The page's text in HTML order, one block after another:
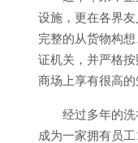
设施，更在各界
完整的从货物构
证机关，并严格
商场上享有很高的
经过多年的
成为一家拥有员